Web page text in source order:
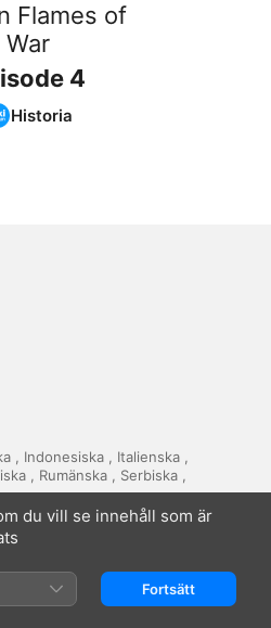
Flames of
War
4
Historia
, Indonesiska , Italienska ,
, Rumänska , Serbiska ,
Ungerska
förbehålls.
du vill se innehåll som är
Fortsätt